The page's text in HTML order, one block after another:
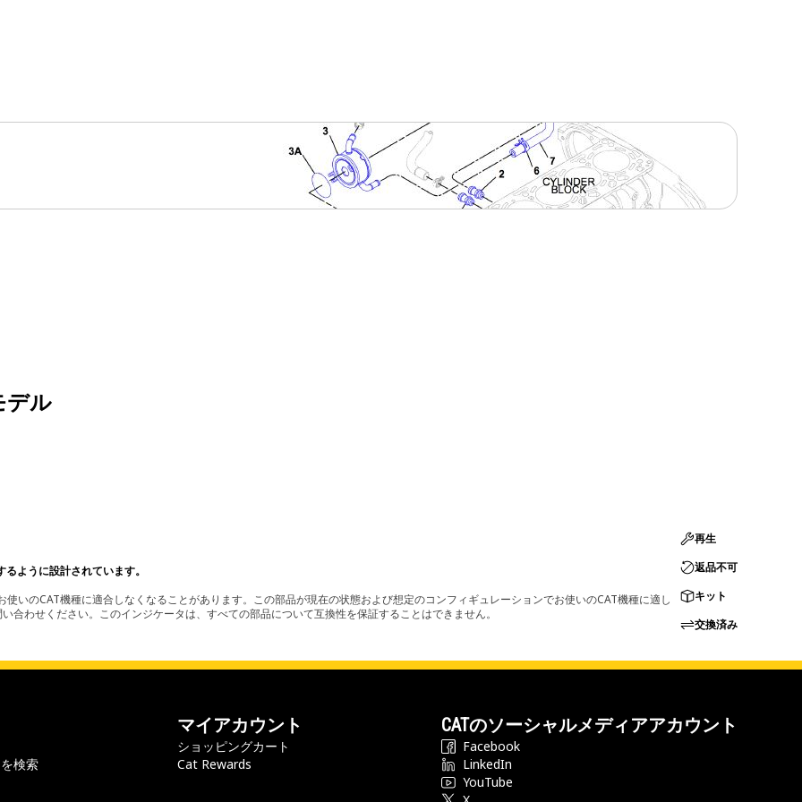
デル
ように設計されています。
いのCAT機種に適合しなくなることがあります。この部品が現在の状態および想定のコンフィギュレーションでお使いのCAT機種に適し
合わせください。このインジケータは、すべての部品について互換性を保証することはできません。
再生
返品不可
キット
交換済み
検索
マイアカウント
ショッピングカート
Cat Rewards
CATのソーシャルメディアアカウント
Facebook
LinkedIn
YouTube